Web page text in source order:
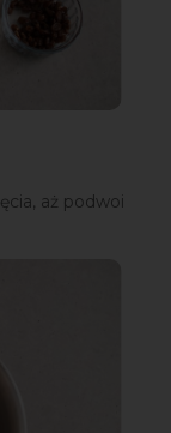
aż podwoi